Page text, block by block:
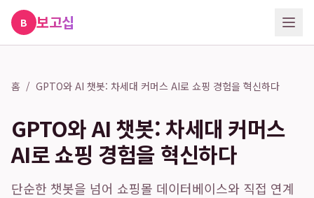
B 보고십
홈 / GPTO와 AI 챗봇: 차세대 커머스 AI로 쇼핑 경험을 혁신하다
GPTO와 AI 챗봇: 차세대 커머스
AI로 쇼핑 경험을 혁신하다
단순한 챗봇을 넘어 쇼핑몰 데이터베이스와 직접 연계